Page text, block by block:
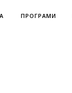
ПРОГРАМИ